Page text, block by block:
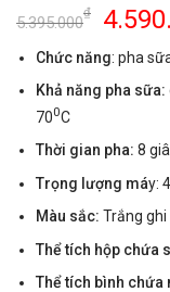
5.395.000
₫
Chức năng: pha
Khả năng pha sữa:
700C
Thời gian pha: 8
Trọng lượng máy:
Màu sắc:Trắng ghi
Thể tích hộp chứa
Thể tích bình chứa